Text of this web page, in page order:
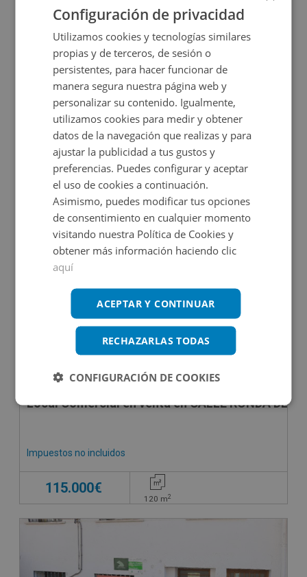
CONDICIONES ESPECIALES
Local Comercial en venta en CL S CRISTOBAL, 6
Impuestos no incluidos
60.000€
105 m2
CESIÓN DE REMATE
Local Comercial en venta en CALLE RONDA DE
Impuestos no incluidos
115.000€
120 m2
Configuración de privacidad
Utilizamos cookies y tecnologías similares
propias y de terceros, de sesión o
persistentes, para hacer funcionar de
manera segura nuestra página web y
personalizar su contenido. Igualmente,
utilizamos cookies para medir y obtener
datos de la navegación que realizas y para
ajustar la publicidad a tus gustos y
preferencias. Puedes configurar y aceptar
el uso de cookies a continuación.
Asimismo, puedes modificar tus opciones
de consentimiento en cualquier momento
visitando nuestra Política de Cookies y
obtener más información haciendo clic
aquí
ACEPTAR Y CONTINUAR
RECHAZARLAS TODAS
CONFIGURACIÓN DE COOKIES